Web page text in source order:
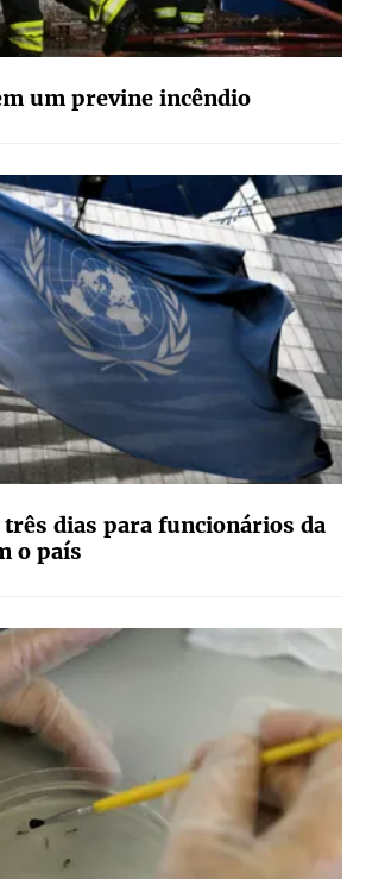
um previne incêndio
três dias para funcionários da
o país